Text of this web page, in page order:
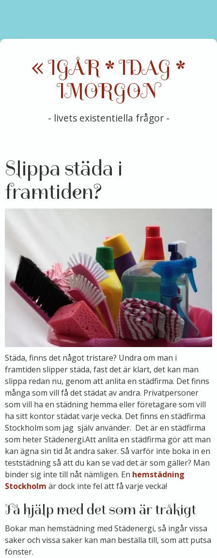
« IGÅR * IDAG *
IMORGON
- livets existentiella frågor -
Slippa städa i
framtiden?
Städa, finns det något tristare? Undra om man i
framtiden slipper städa, fast det är klart, det kan man
slippa redan nu, genom att anlita en städfirma. Det finns
många som vill få det städat av andra. Privatpersoner
som vill ha en städning hemma eller företagare som vill
ha sitt kontor städat varje vecka. Det finns en städfirma
Stockholm som jag själv använder. Det är en städfirma
som heter Städenergi.Att anlita en städfirma gör att man
kan ägna sin tid åt andra saker. Så varför inte boka in en
teststädning så att du kan se vad det är som gäller? Man
binder sig inte till nåt nämligen. En hemstädning
Stockholm är dock inte fel att få varje vecka!
Få hjälp med det som är tråkigt
Bokar man hemstädning med Städenergi, så ingår vissa
saker och vissa saker kan man beställa till, som att putsa
fönster.